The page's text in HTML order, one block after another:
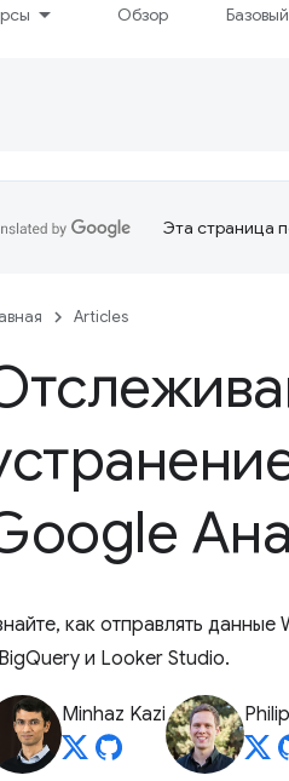
Обзор
Эта страница
Articles
как отправлять
и Looker Studio.
Minhaz Kazi